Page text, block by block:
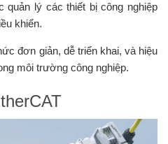
quản lý các thiết bị công nghiệp
khiển.
đơn giản, dễ triển khai, và hiệu
môi trường công nghiệp.